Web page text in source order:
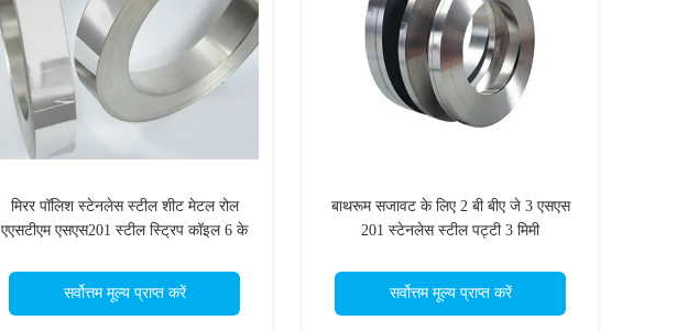
मिरर पॉलिश स्टेनलेस स्टील शीट मेटल रोल
एएसटीएम एसएस201 स्टील स्ट्रिप कॉइल 6 के
सर्वोत्तम मूल्य प्राप्त करें
बाथरूम सजावट के लिए 2 बी बीए जे 3 एसएस
201 स्टेनलेस स्टील पट्टी 3 मिमी
सर्वोत्तम मूल्य प्राप्त करें